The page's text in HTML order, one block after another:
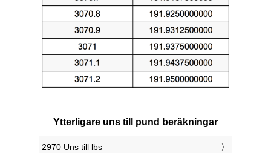
Ytterligare uns till pund beräkningar
2970 Uns till lbs